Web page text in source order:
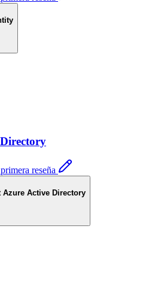
reseña
Azure Active Directory